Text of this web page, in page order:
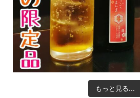
もっと見る...